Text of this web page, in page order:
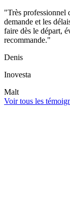
"Très professionnel
demande et les
faire dès le départ,
recommande."
Denis
Inovesta
Malt
Voir tous les